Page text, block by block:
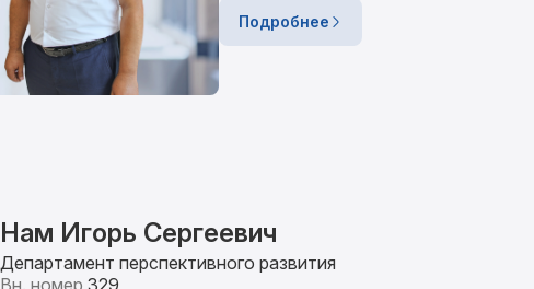
Подробнее
Нам Игорь Сергеевич
Департамент перспективного развития
Вн. номер 329